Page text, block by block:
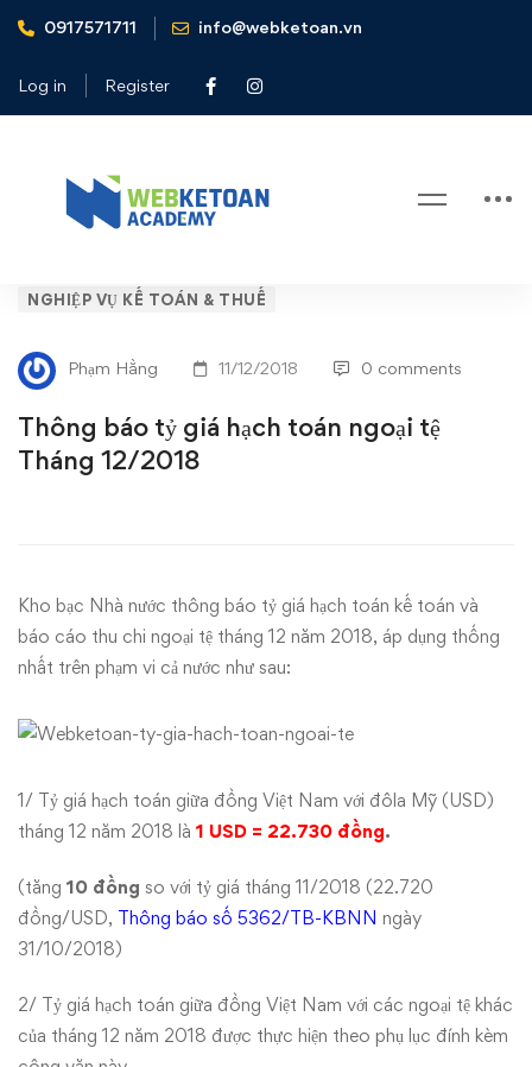
0917571711 info@webketoan.vn
Log in Register
Home
Nghiệp vụ Kế toán & Thuế
Thông
báo
tỷ
giá
ngoại
tệ
Tháng
12/2018
NGHIỆP VỤ KẾ TOÁN & THUẾ
Phạm Hằng 11/12/2018 0 comments
Thông báo tỷ giá hạch toán ngoại tệ
Tháng 12/2018
Kho bạc Nhà nước thông báo tỷ giá hạch toán kế toán và
báo cáo thu chi ngoại tệ tháng 12 năm 2018, áp dụng thống
nhất trên phạm vi cả nước như sau:
1/ Tỷ giá hạch toán giữa đồng Việt Nam với đôla Mỹ (USD)
tháng 12 năm 2018 là1 USD = 22.730 đồng.
(tăng 10 đồng so với tỷ giá tháng 11/2018 (22.720
đồng/USD, Thông báo số 5362/TB-KBNN ngày
31/10/2018)
2/ Tỷ giá hạch toán giữa đồng Việt Nam với các ngoại tệ khác
của tháng 12 năm 2018 được thực hiện theo phụ lục đính kèm